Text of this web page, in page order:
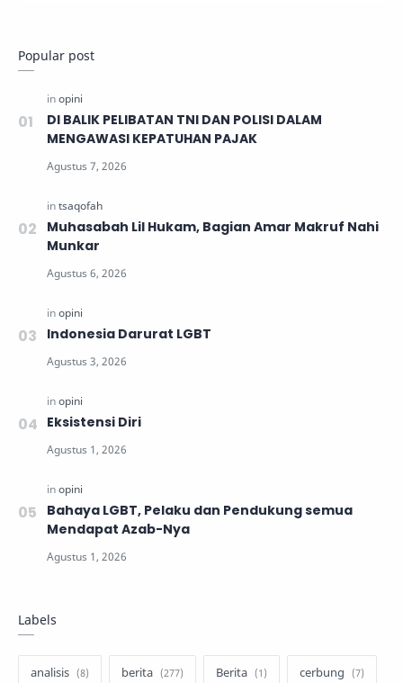
Popular post
DI BALIK PELIBATAN TNI DAN POLISI DALAM
MENGAWASI KEPATUHAN PAJAK
Muhasabah Lil Hukam, Bagian Amar Makruf Nahi
Munkar
Indonesia Darurat LGBT
Eksistensi Diri
Bahaya LGBT, Pelaku dan Pendukung semua
Mendapat Azab-Nya
Labels
analisis berita Berita cerbung